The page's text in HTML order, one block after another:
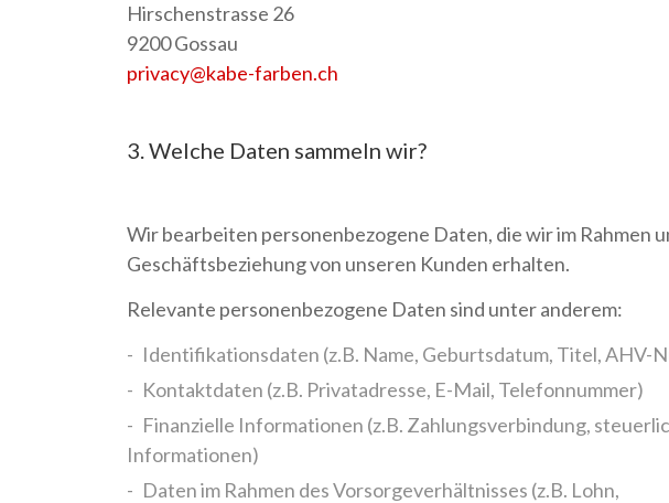
Hirschenstrasse 26
9200 Gossau
privacy@kabe-farben.ch
3. Welche Daten sammeln wir?
Wir bearbeiten personenbezogene Daten, die wir im Rahmen
Geschäftsbeziehung von unseren Kunden erhalten.
Relevante personenbezogene Daten sind unter anderem:
Identifikationsdaten (z.B. Name, Geburtsdatum, Titel, AHV-
Kontaktdaten (z.B. Privatadresse, E-Mail, Telefonnummer)
Finanzielle Informationen (z.B. Zahlungsverbindung,
Informationen)
Daten im Rahmen des Vorsorgeverhältnisses (z.B. Lohn,